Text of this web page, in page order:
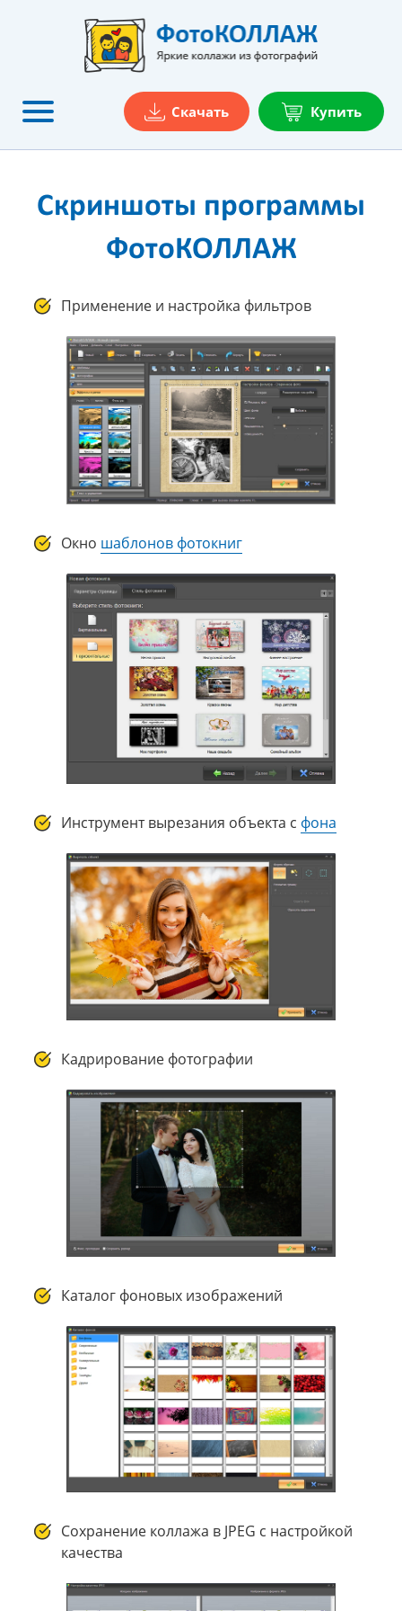
Купить
Скачать
Скриншоты программы
ФотоКОЛЛАЖ
Применение и настройка фильтров
Окно шаблонов фотокниг
Инструмент вырезания объекта с фона
Кадрирование фотографии
Каталог фоновых изображений
Сохранение коллажа в JPEG с настройкой
качества